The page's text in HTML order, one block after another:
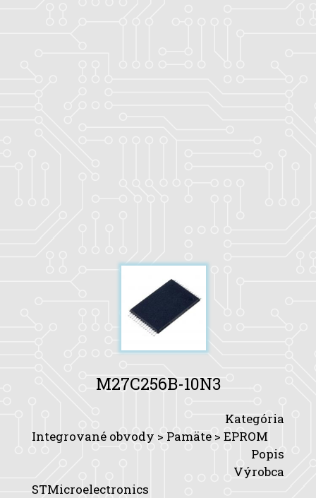
M27C256B-10N3
Kategória
Integrované obvody > Pamäte > EPROM
Popis
Výrobca
STMicroelectronics